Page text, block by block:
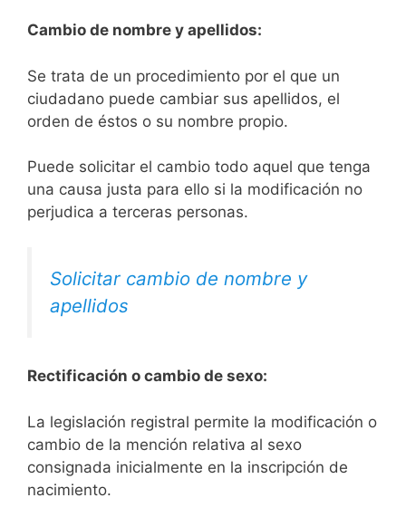
Cambio de nombre y apellidos:
Se trata de un procedimiento por el que un
ciudadano puede cambiar sus apellidos, el
orden de éstos o su nombre propio.
Puede solicitar el cambio todo aquel que tenga
una causa justa para ello si la modificación no
perjudica a terceras personas.
Solicitar cambio de nombre y
apellidos
Rectificación o cambio de sexo:
La legislación registral permite la modificación o
cambio de la mención relativa al sexo
consignada inicialmente en la inscripción de
nacimiento.